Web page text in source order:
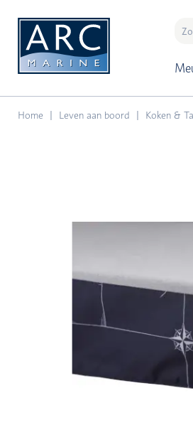
Home Leven aan boord Koken &